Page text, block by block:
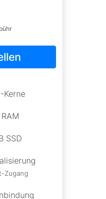
Kerne
SSD
Zugang